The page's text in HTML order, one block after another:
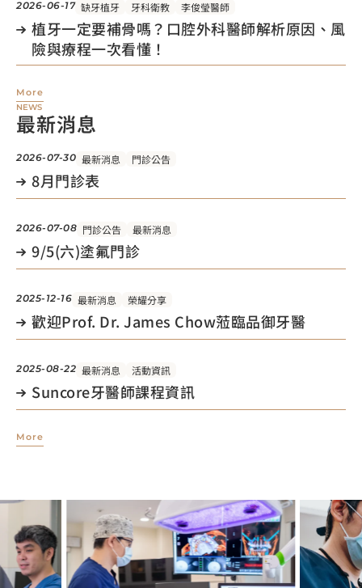
2026-06-17 缺牙植牙 牙科衛教 李俊瑩醫師
植牙一定要補骨嗎？口腔外科醫師解析原因、風
險與療程一次看懂！
More
NEWS
最新消息
2026-07-30 最新消息 門診公告
8月門診表
2026-07-08 門診公告 最新消息
9/5(六)塗氟門診
2025-12-16 最新消息 榮耀分享
歡迎Prof. Dr. James Chow蒞臨品御牙醫
2025-08-22 最新消息 活動資訊
Suncore牙醫師課程資訊
More